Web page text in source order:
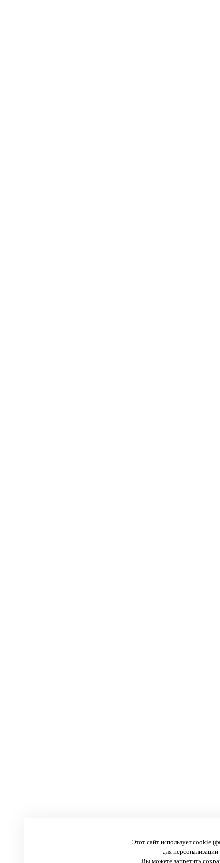
Этот сайт использует cookie
для персонализации
Вы можете запретить